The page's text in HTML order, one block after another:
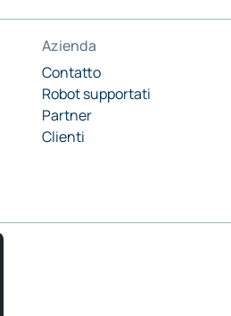
Azienda
Contatto
Robot supportati
Partner
Clienti